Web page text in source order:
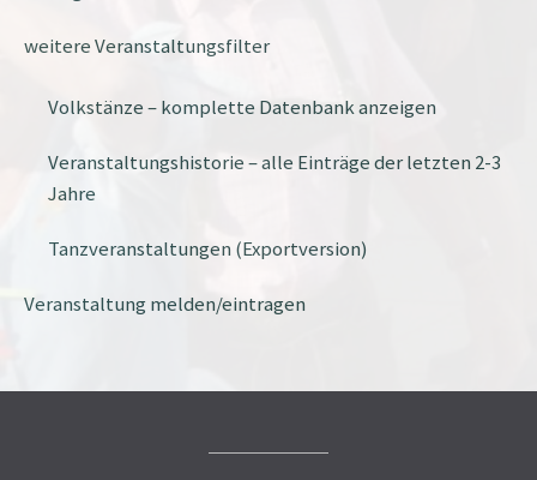
weitere Veranstaltungsfilter
Volkstänze – komplette Datenbank anzeigen
Veranstaltungshistorie – alle Einträge der letzten 2-3
Jahre
Tanzveranstaltungen (Exportversion)
Veranstaltung melden/eintragen